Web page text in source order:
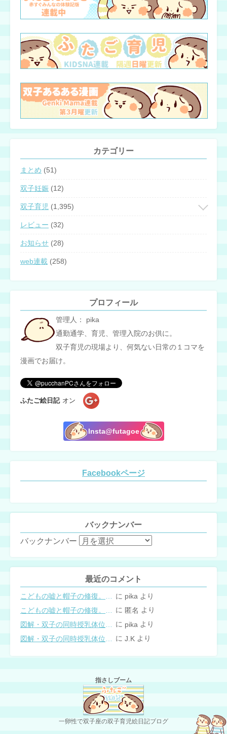
カテゴリー
まとめ (51)
双子妊娠 (12)
双子育児 (1,395)
レビュー (32)
お知らせ (28)
web連載 (258)
プロフィール
管理人： pika
通勤通学、育児、管理入院のお供に。
双子育児の現場より、何気ない日常の１コマを
漫画でお届け。
ふたご絵日記 オン
Insta@futagoe
Facebookページ
バックナンバー
バックナンバー
最近のコメント
こどもの嘘と帽子の修復。キャップのツバが破れた時の直し方 に pika より
に 匿名 より
に pika より
に J.K より
指さしブーム
一卵性で双子座の双子育児絵日記ブログ